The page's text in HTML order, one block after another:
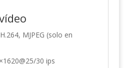
MJPEG (solo en
30 ips